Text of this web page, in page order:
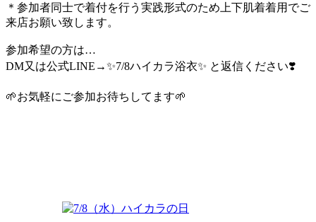
＊参加者同士で着付を行う実践形式のため上下肌着着用でご
来店お願い致します。
参加希望の方は…
DM又は公式LINE→✨7/8ハイカラ浴衣✨ と返信ください❣️
🌱お気軽にご参加お待ちしてます🌱